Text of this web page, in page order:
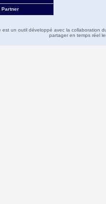
Partner
est un outil développé avec la collaboration
partager en temps réel